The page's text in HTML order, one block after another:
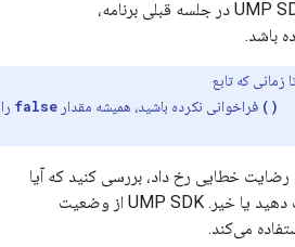
کردید. ممکن است UMP SDK در جلسه قبلی برنامه،
که تابع
فراخوانی نکرده باشید، همیشه مقدارfalseرا
خطایی رخ داد، بررسی کنید که آیا
می‌توانید درخواست تبلیغات دهید یا خیر. UMP SDK از وضعیت
می‌کند.